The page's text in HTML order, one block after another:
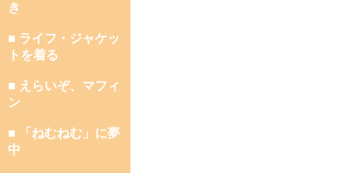
き
■ ライフ・ジャケッ
トを着る
■ えらいぞ、マフィ
ン
■ 「ねむねむ」に夢
中